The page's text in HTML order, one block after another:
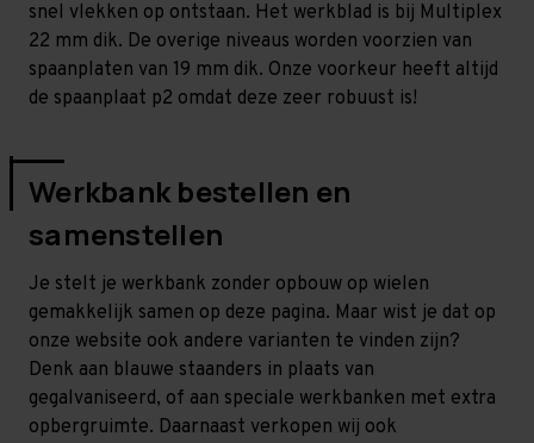
snel vlekken op ontstaan. Het werkblad is bij Multiplex
22 mm dik. De overige niveaus worden voorzien van
spaanplaten van 19 mm dik. Onze voorkeur heeft altijd
de spaanplaat p2 omdat deze zeer robuust is!
Werkbank bestellen en
samenstellen
Je stelt je werkbank zonder opbouw op wielen
gemakkelijk samen op deze pagina. Maar wist je dat op
onze website ook andere varianten te vinden zijn?
Denk aan blauwe staanders in plaats van
gegalvaniseerd, of aan speciale werkbanken met extra
opbergruimte. Daarnaast verkopen wij ook